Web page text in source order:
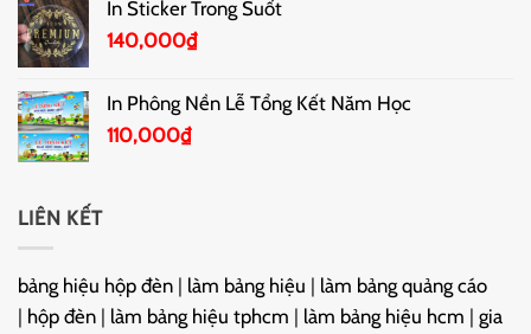
In Sticker Trong Suốt
140,000₫
In Phông Nền Lễ Tổng Kết Năm Học
110,000₫
LIÊN KẾT
bảng hiệu hộp đèn | làm bảng hiệu | làm bảng quảng cáo
| hộp đèn | làm bảng hiệu tphcm | làm bảng hiệu hcm | gia